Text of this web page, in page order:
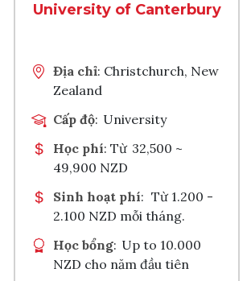
Chia sẻ với
University of Canterbury
Địa chỉ: Christchurch, New
Zealand
Cấp độ: University
Học phí: Từ 32,500 ~
49,900 NZD
Sinh hoạt phí: Từ 1.200 -
2.100 NZD mỗi tháng.
Học bổng: Up to 10.000
NZD cho năm đầu tiên